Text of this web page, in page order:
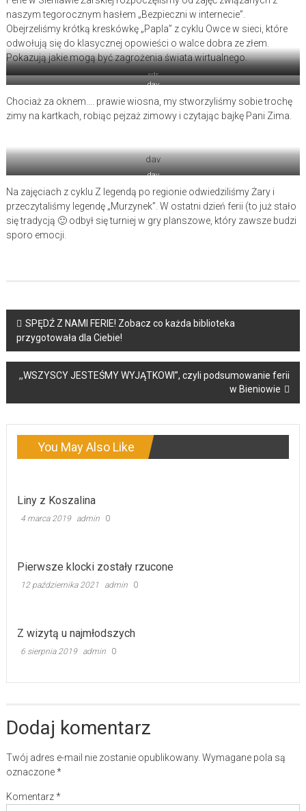
naszym tegorocznym hasłem „Bezpieczni w internecie”.
Obejrzeliśmy krótką kreskówkę „Papla” z cyklu Owce w sieci, które
odwołują się do klasycznej opowieści o walce dobra ze złem.
Pokazują jakie mogą być zagrożenia świata wirtualnego.
sdr
dav
Chociaż za oknem…. prawie wiosna, my stworzyliśmy sobie trochę
zimy na kartkach, robiąc pejzaż zimowy i czytając bajkę Pani Zima.
dav
dav
Na zajęciach z cyklu Z legendą po regionie odwiedziliśmy Żary i
przeczytaliśmy legendę „Murzynek”. W ostatni dzień ferii (to już stało
się tradycją 🙂 odbył się turniej w gry planszowe, który zawsze budzi
sporo emocji.
Post
navigation
SPĘDŹ Z NAMI FERIE! Zobacz co każda biblioteka
przygotowała dla Ciebie!
,,WSZYSCY JESTEŚMY WYJĄTKOWI”, czyli podsumowanie ferii
w Bieniowie
You May Also Like
Liny z Koszalina
4 marca 2019 admin 0
Pierwsze klocki zostały rzucone
12 października 2021 admin 0
Z wizytą u najmłodszych
6 sierpnia 2019 admin 0
Dodaj komentarz
Twój adres e-mail nie zostanie opublikowany. Wymagane pola są
oznaczone*
Komentarz*